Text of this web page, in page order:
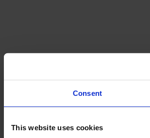
Consent
This website uses cookies